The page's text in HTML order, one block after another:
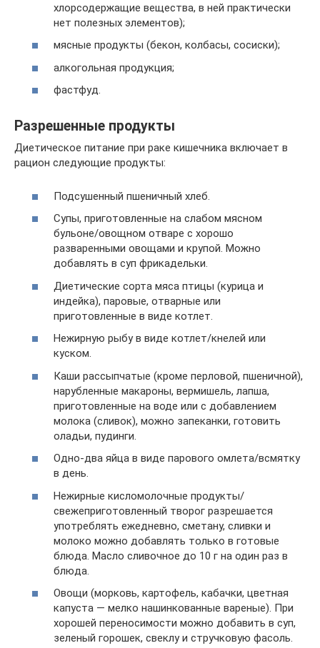
хлорсодержащие вещества, в ней практически
нет полезных элементов);
мясные продукты (бекон, колбасы, сосиски);
алкогольная продукция;
фастфуд.
Разрешенные продукты
Диетическое питание при раке кишечника включает в
рацион следующие продукты:
Подсушенный пшеничный хлеб.
Супы, приготовленные на слабом мясном
бульоне/овощном отваре с хорошо
разваренными овощами и крупой. Можно
добавлять в суп фрикадельки.
Диетические сорта мяса птицы (курица и
индейка), паровые, отварные или
приготовленные в виде котлет.
Нежирную рыбу в виде котлет/кнелей или
куском.
Каши рассыпчатые (кроме перловой, пшеничной),
нарубленные макароны, вермишель, лапша,
приготовленные на воде или с добавлением
молока (сливок), можно запеканки, готовить
оладьи, пудинги.
Одно-два яйца в виде парового омлета/всмятку
в день.
Нежирные кисломолочные продукты/
свежеприготовленный творог разрешается
употреблять ежедневно, сметану, сливки и
молоко можно добавлять только в готовые
блюда. Масло сливочное до 10 г на один раз в
блюда.
Овощи (морковь, картофель, кабачки, цветная
капуста — мелко нашинкованные вареные). При
хорошей переносимости можно добавить в суп,
зеленый горошек, свеклу и стручковую фасоль.